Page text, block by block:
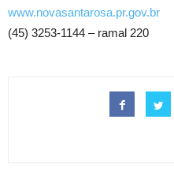
www.novasantarosa.pr.gov.br
(45) 3253-1144 – ramal 220